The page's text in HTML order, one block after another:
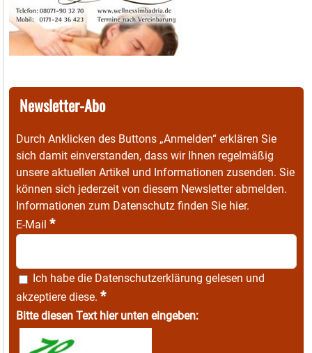
Newsletter-Abo
Durch Anklicken des Buttons „Anmelden“ erklären Sie
sich damit einverstanden, dass wir Ihnen regelmäßig
unsere aktuellen Artikel und Informationen zusenden. Sie
können sich jederzeit von diesem Newsletter abmelden.
Informationen zum Datenschutz finden Sie hier.
E-Mail *
Ich habe die Datenschutzerklärung gelesen und
akzeptiere diese. *
Bitte diesen Text hier unten eingeben: